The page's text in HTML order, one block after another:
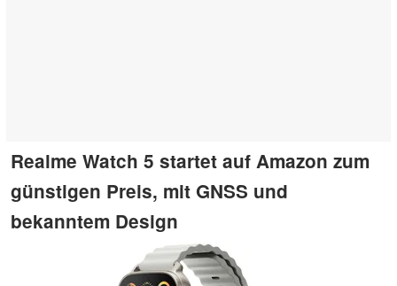
Realme Watch 5 startet auf Amazon zum
günstigen Preis, mit GNSS und
bekanntem Design